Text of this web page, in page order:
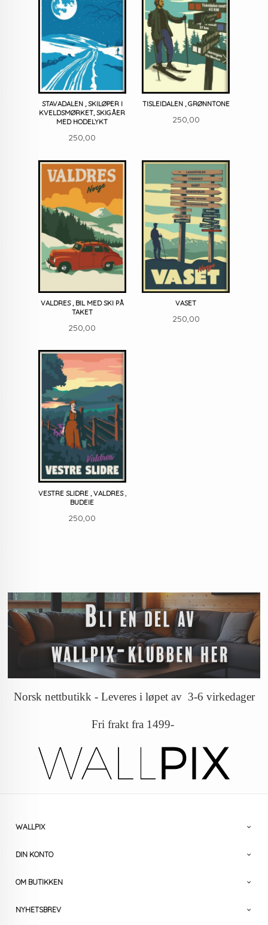
STAVADALEN , SKILØPER I
KVELDSMØRKET, SKIGÅER
MED HODELYKT
Pris
250,00
TISLEIDALEN , GRØNNTONE
Pris
250,00
VALDRES , BIL MED SKI PÅ
TAKET
Pris
250,00
VASET
Pris
250,00
VESTRE SLIDRE , VALDRES ,
BUDEIE
Pris
250,00
Norsk nettbutikk - Leveres i løpet av 3-6 virkedager
Fri frakt fra 1499-
WALLPIX
DIN KONTO
OM BUTIKKEN
NYHETSBREV